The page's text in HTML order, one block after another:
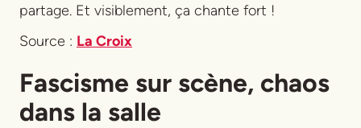
partage. Et visiblement, ça chante fort !
Source : La Croix
Fascisme sur scène, chaos
dans la salle